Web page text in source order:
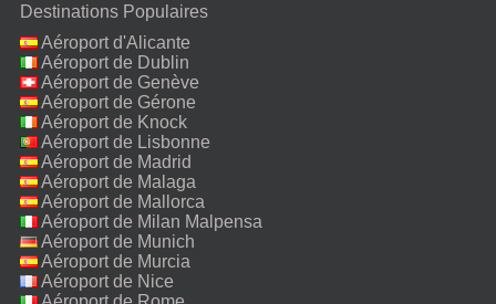
Destinations Populaires
Aéroport d'Alicante
Aéroport de Dublin
Aéroport de Genève
Aéroport de Gérone
Aéroport de Knock
Aéroport de Lisbonne
Aéroport de Madrid
Aéroport de Malaga
Aéroport de Mallorca
Aéroport de Milan Malpensa
Aéroport de Munich
Aéroport de Murcia
Aéroport de Nice